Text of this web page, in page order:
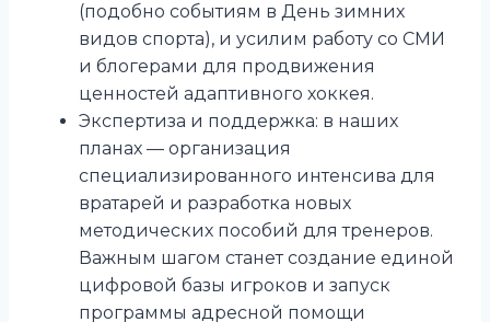
(подобно событиям в День зимних
видов спорта), и усилим работу со СМИ
и блогерами для продвижения
ценностей адаптивного хоккея.
Экспертиза и поддержка: в наших
планах — организация
специализированного интенсива для
вратарей и разработка новых
методических пособий для тренеров.
Важным шагом станет создание единой
цифровой базы игроков и запуск
программы адресной помощи